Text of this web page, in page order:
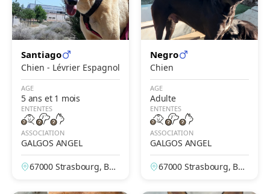
Santiago
Chien - Lévrier Espagnol
AGE
5 ans et 1 mois
ENTENTES
ASSOCIATION
GALGOS ANGEL
67000 Strasbourg, Bas
Negro
Chien
AGE
Adulte
ENTENTES
ASSOCIATION
GALGOS ANGEL
67000 Strasbourg, Bas